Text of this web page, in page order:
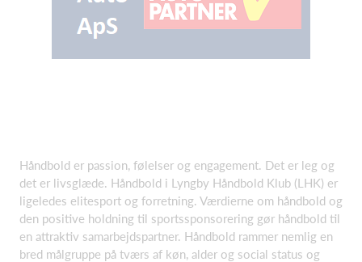
Håndbold er passion, følelser og engagement. Det er leg og
det er livsglæde. Håndbold i Lyngby Håndbold Klub (LHK) er
ligeledes elitesport og forretning. Værdierne om håndbold og
den positive holdning til sportssponsorering gør håndbold til
en attraktiv samarbejdspartner. Håndbold rammer nemlig en
bred målgruppe på tværs af køn, alder og social status og